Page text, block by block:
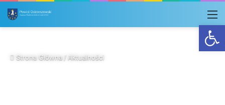
Strona Główna/Aktualności